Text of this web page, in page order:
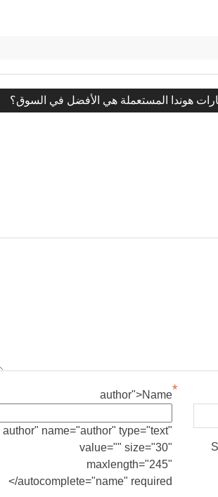
هوندا المستعملة هي الأفضل في السوق؟
author">Name*
author" name="author" type="text"
value="" size="30"
maxlength="245"
autocomplete="name" required/>